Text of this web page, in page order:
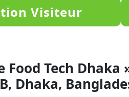
Visiteur
Food Tech Dhaka
Dhaka,